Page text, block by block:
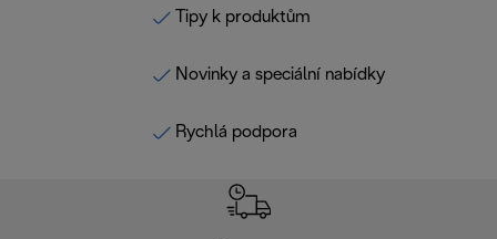
Tipy k produktům
Novinky a speciální nabídky
Rychlá podpora